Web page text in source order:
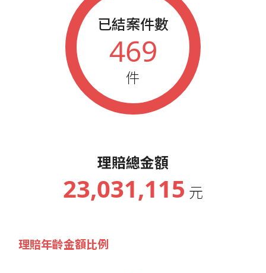
已結案件數
469
件
理賠總金額
23,031,115 元
理賠年齡金額比例